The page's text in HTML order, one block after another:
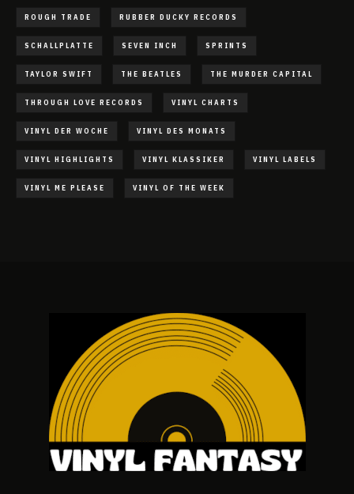
ROUGH TRADE RUBBER DUCKY RECORDS
SCHALLPLATTE SEVEN INCH SPRINTS
TAYLOR SWIFT THE BEATLES THE MURDER CAPITAL
THROUGH LOVE RECORDS VINYL CHARTS
VINYL DER WOCHE VINYL DES MONATS
VINYL HIGHLIGHTS VINYL KLASSIKER VINYL LABELS
VINYL ME PLEASE VINYL OF THE WEEK